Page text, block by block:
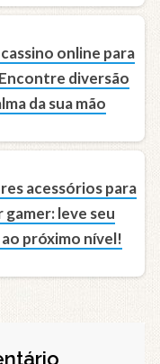
online para
diversão
da sua mão
acessórios para
gamer: leve seu
próximo nível!